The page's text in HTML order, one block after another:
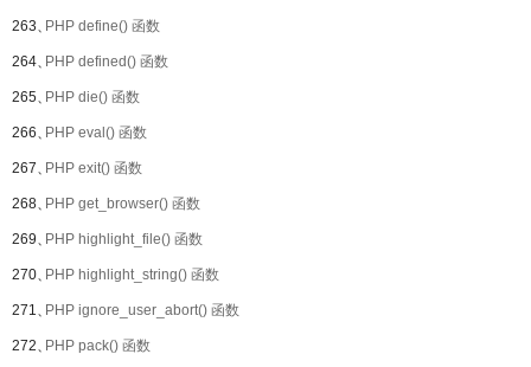
263、PHP define() 函数
264、PHP defined() 函数
265、PHP die() 函数
266、PHP eval() 函数
267、PHP exit() 函数
268、PHP get_browser() 函数
269、PHP highlight_file() 函数
270、PHP highlight_string() 函数
271、PHP ignore_user_abort() 函数
272、PHP pack() 函数